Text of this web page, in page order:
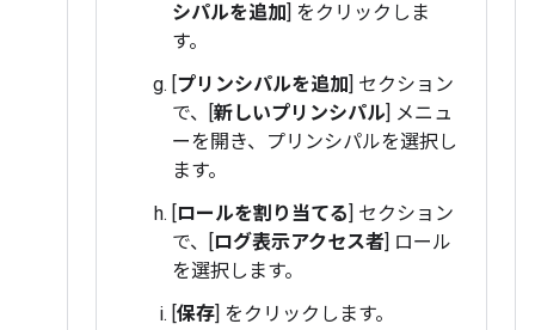
シパルを追加] をクリックしま
す。
[プリンシパルを追加] セクション
で、[新しいプリンシパル] メニュ
ーを開き、プリンシパルを選択し
ます。
[ロールを割り当てる] セクション
で、[ログ表示アクセス者] ロール
を選択します。
[保存] をクリックします。